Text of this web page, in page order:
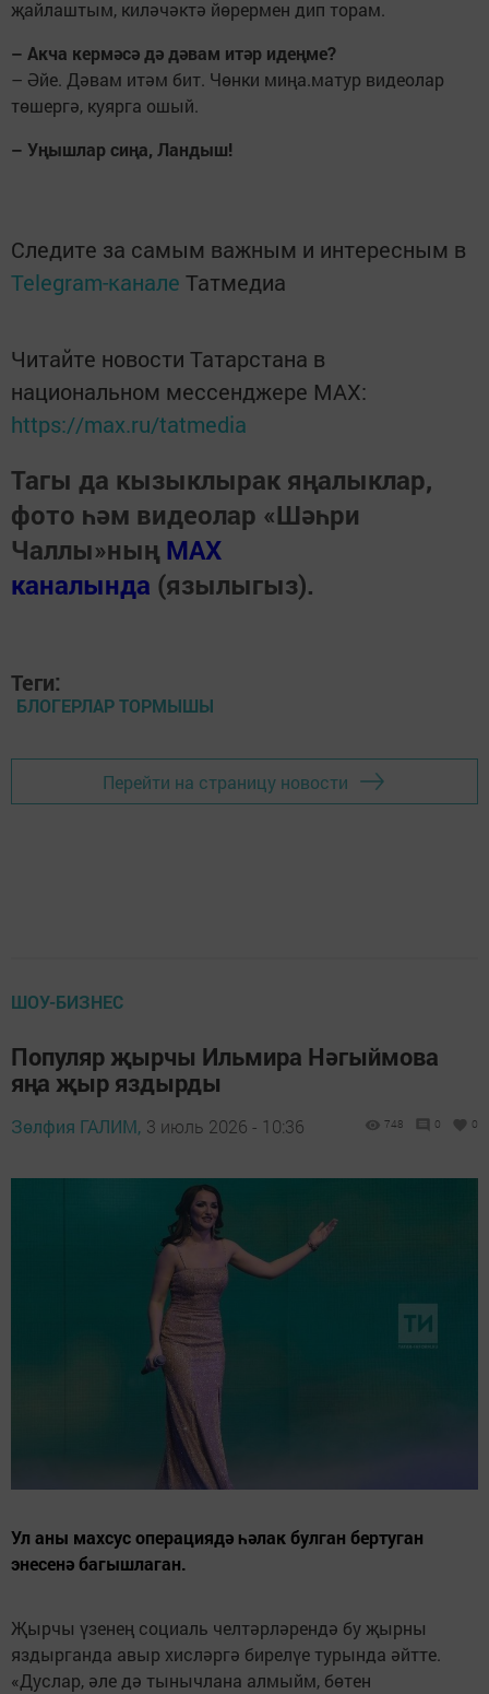
җайлаштым, киләчәктә йөрермен дип торам.
– Акча кермәсә дә дәвам итәр идеңме?
– Әйе. Дәвам итәм бит. Чөнки миңа.матур видеолар
төшергә, куярга ошый.
– Уңышлар сиңа, Ландыш!
Следите за самым важным и интересным в
Telegram-канале Татмедиа
Читайте новости Татарстана в
национальном мессенджере MАХ:
https://max.ru/tatmedia
Тагы да кызыклырак яңалыклар,
фото һәм видеолар «Шәһри
Чаллы»ның MAX
каналында (язылыгыз).
Теги:
БЛОГЕРЛАР ТОРМЫШЫ
Перейти на страницу новости
ШОУ-БИЗНЕС
Популяр җырчы Ильмира Нәгыймова
яңа җыр яздырды
Зөлфия ГАЛИМ, 3 июль 2026 - 10:36 748 0 0
Ул аны махсус операциядә һәлак булган бертуган
энесенә багышлаган.
Җырчы үзенең социаль челтәрләрендә бу җырны
яздырганда авыр хисләргә бирелүе турында әйтте.
«Дуслар, әле дә тынычлана алмыйм, бөтен